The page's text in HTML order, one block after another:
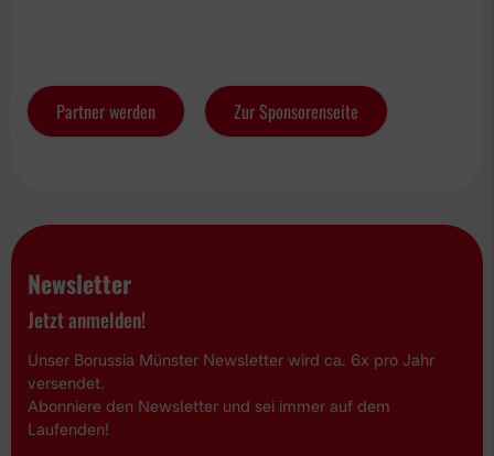
Partner werden Zur Sponsorenseite
Newsletter
Jetzt anmelden!
Unser Borussia Münster Newsletter wird ca. 6x pro Jahr
versendet.
Abonniere den Newsletter und sei immer auf dem
Laufenden!